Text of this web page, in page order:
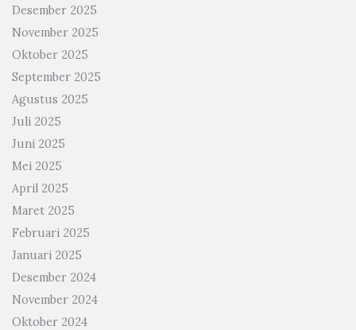
Desember 2025
November 2025
Oktober 2025
September 2025
Agustus 2025
Juli 2025
Juni 2025
Mei 2025
April 2025
Maret 2025
Februari 2025
Januari 2025
Desember 2024
November 2024
Oktober 2024